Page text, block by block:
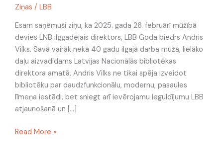
Ziņas / LBB
Esam saņēmuši ziņu, ka 2025. gada 26. februārī mūžībā
devies LNB ilggadējais direktors, LBB Goda biedrs Andris
Vilks. Savā vairāk nekā 40 gadu ilgajā darba mūžā, lielāko
daļu aizvadīdams Latvijas Nacionālās bibliotēkas
direktora amatā, Andris Vilks ne tikai spēja izveidot
bibliotēku par daudzfunkcionālu, modernu, pasaules
līmeņa iestādi, bet sniegt arī ievērojamu ieguldījumu LBB
atjaunošanā un […]
ilggadējais
direktors,
LBB
Goda
biedrs
Andris
Vilks
Read More »